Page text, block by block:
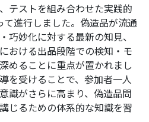
テストを組み合わせた実践的
進行しました。偽造品が流通
巧妙化に対する最新の知見、
おける出品段階での検知・モ
めることに重点が置かれまし
を受けることで、参加者一人
識がさらに高まり、偽造品問
じるための体系的な知識を習